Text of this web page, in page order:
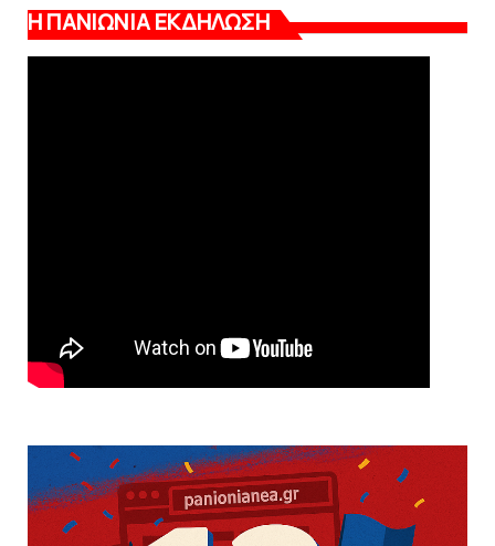
Η ΠΑΝΙΩΝΙΑ ΕΚΔΗΛΩΣΗ